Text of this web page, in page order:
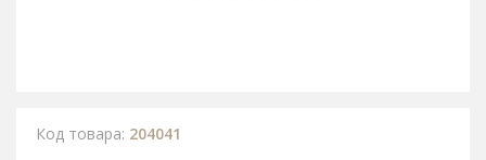
Код товара: 204041